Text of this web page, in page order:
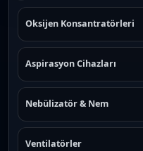
Oksijen Konsantratörleri
Aspirasyon Cihazları
Nebülizatör & Nem
Ventilatörler